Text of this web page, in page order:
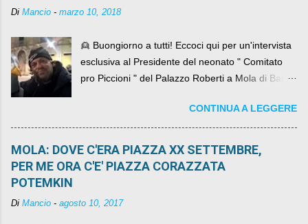
Di Mancio - marzo 10, 2018
👱 Buongiorno a tutti! Eccoci qui per un'intervista
esclusiva al Presidente del neonato " Comitato
pro Piccioni " del Palazzo Roberti a Mola di Bari ,
come definirlo... signor?....CONTINUA A LEGGERE
MOLA: DOVE C'ERA PIAZZA XX SETTEMBRE,
PER ME ORA C'E' PIAZZA CORAZZATA
POTEMKIN
Di Mancio - agosto 10, 2017